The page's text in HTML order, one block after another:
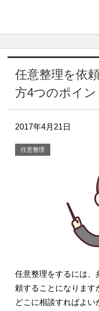
任意整理を依
方4つのポイ
2017年4月21日
任意整理
任意整理をするには、
頼することになります
どこに相談すればよ